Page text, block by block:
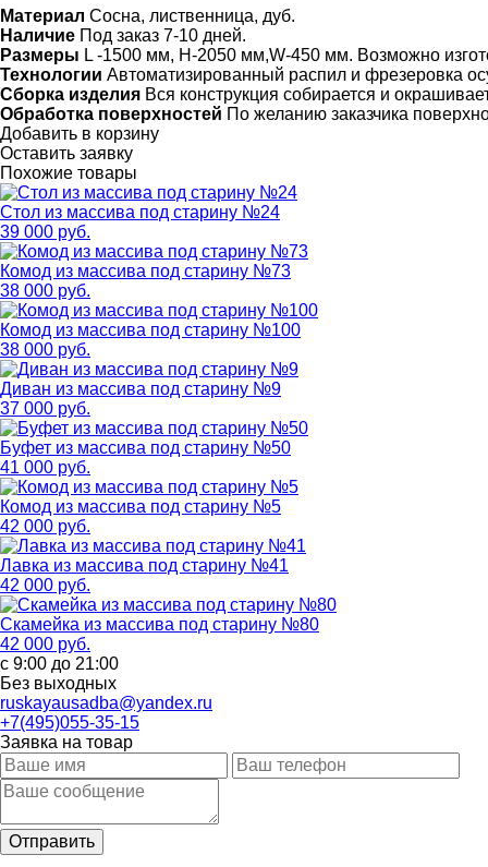
Материал Сосна, лиственница, дуб.
Наличие Под заказ 7-10 дней.
Размеры L -1500 мм, H-2050 мм,W-450 мм. Возможно
Технологии Автоматизированный распил и фрезеровка
Сборка изделия Вся конструкция собирается и
Обработка поверхностей По желанию заказчика
Добавить в корзину
Оставить заявку
Похожие товары
Стол из массива под старину №24
39 000 руб.
Комод из массива под старину №73
38 000 руб.
Комод из массива под старину №100
38 000 руб.
Диван из массива под старину №9
37 000 руб.
Буфет из массива под старину №50
41 000 руб.
Комод из массива под старину №5
42 000 руб.
Лавка из массива под старину №41
42 000 руб.
Скамейка из массива под старину №80
42 000 руб.
с 9:00 до 21:00
Без выходных
ruskayausadba@yandex.ru
+7(495)055-35-15
Заявка на товар